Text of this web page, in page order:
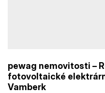
pewag nemovitosti –
fotovoltaické
Vamberk